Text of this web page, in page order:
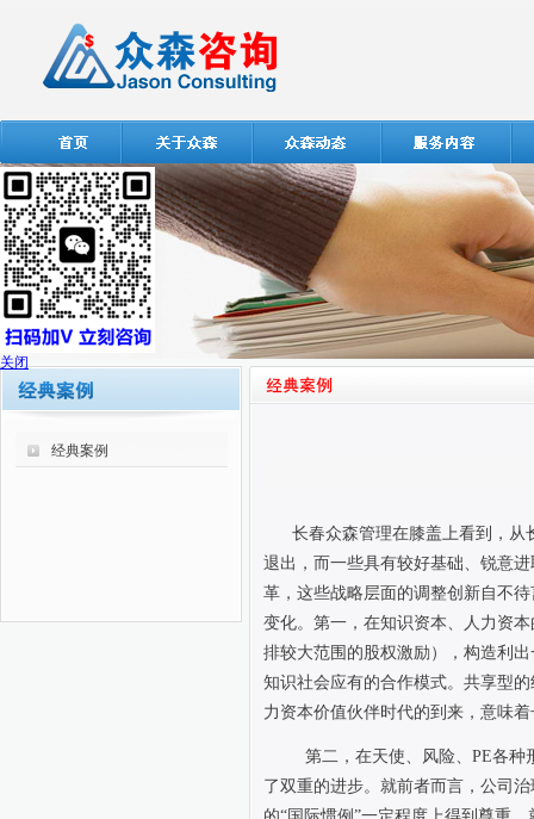
经典案例
长春众森管理在膝盖上看到，从
退出，而一些具有较好基础、锐意
革，这些战略层面的调整创新自不
变化。第一，在知识资本、人力资
排较大范围的股权激励），构造利
知识社会应有的合作模式。共享型
力资本价值伙伴时代的到来，意味
第二，在天使、风险、 PE各种
了双重的进步。就前者而言，公司
关闭